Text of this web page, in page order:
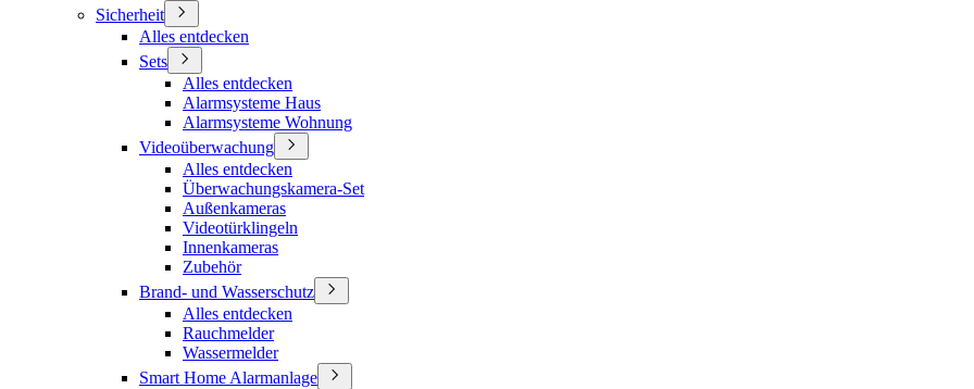
Sicherheit
Alles entdecken
Sets
Alles entdecken
Alarmsysteme Haus
Alarmsysteme Wohnung
Videoüberwachung
Alles entdecken
Überwachungskamera-Set
Außenkameras
Videotürklingeln
Innenkameras
Zubehör
Brand- und Wasserschutz
Alles entdecken
Rauchmelder
Wassermelder
Smart Home Alarmanlage